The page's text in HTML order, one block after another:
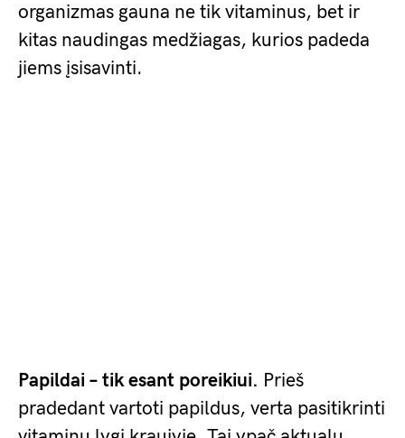
organizmas gauna ne tik vitaminus, bet ir
kitas naudingas medžiagas, kurios padeda
jiems įsisavinti.
Papildai – tik esant poreikiui. Prieš
pradedant vartoti papildus, verta pasitikrinti